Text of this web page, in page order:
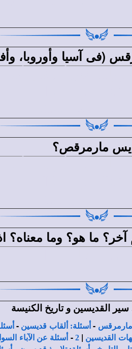
(فى آسيا وأوروبا،
مارمرقص؟
ما هو؟ وما معناه؟
القديسين و تاريخ الكنيسة
مارمرقس - أسئلة: ألقاب قديسين -
القديسين |
2
- أسئلة عن الآباء